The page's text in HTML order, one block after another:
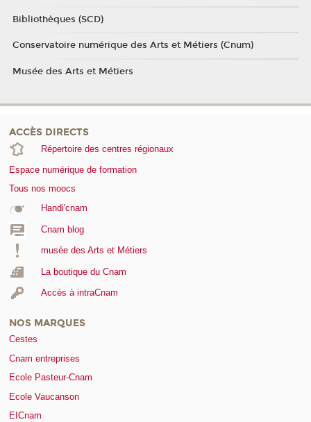
Bibliothèques (SCD)
Conservatoire numérique des Arts et Métiers (Cnum)
Musée des Arts et Métiers
ACCÈS DIRECTS
Répertoire des centres régionaux
Espace numérique de formation
Tous nos moocs
Handi'cnam
Cnam blog
musée des Arts et Métiers
La boutique du Cnam
Accès à intraCnam
NOS MARQUES
Cestes
Cnam entreprises
Ecole Pasteur-Cnam
Ecole Vaucanson
EICnam